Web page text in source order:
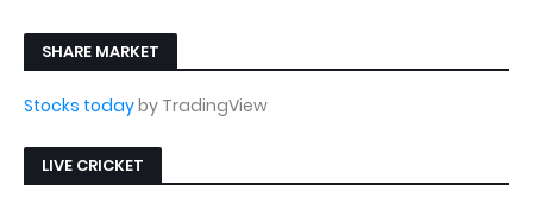
SHARE MARKET
Stocks todayby TradingView
LIVE CRICKET